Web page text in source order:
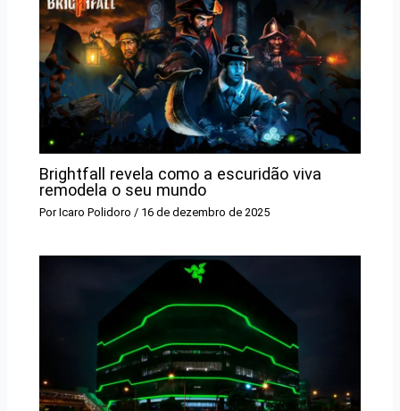
Brightfall revela como a escuridão viva
remodela o seu mundo
PorIcaro Polidoro / 16 de dezembro de 2025